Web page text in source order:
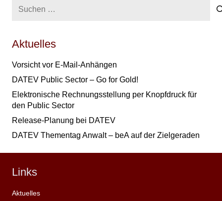
Suchen
Aktuelles
Vorsicht vor E-Mail-Anhängen
DATEV Public Sector – Go for Gold!
Elektronische Rechnungsstellung per Knopfdruck für
den Public Sector
Release-Planung bei DATEV
DATEV Thementag Anwalt – beA auf der Zielgeraden
Links
Aktuelles